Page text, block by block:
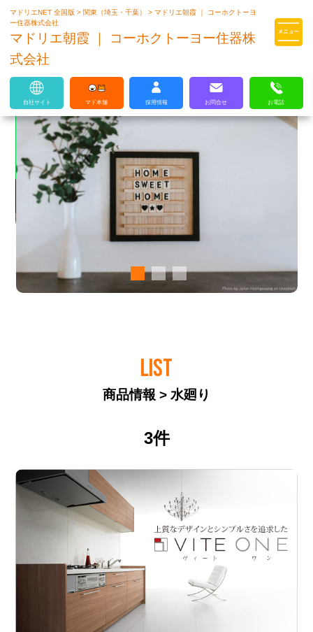
マドリエはLIXILの厳しい基準を
マドリエNET 全国版> 関東（埼玉・千葉）>マドリエ朝霞 ｜ コーホクトーヨ
ー住器株式会社
マドリエ朝霞 ｜ コーホクトーヨー住器株
式会社
自社サイト マド本舗 採用情報 お問合せ お電話
LIST
商品情報 > 水廻り
3件